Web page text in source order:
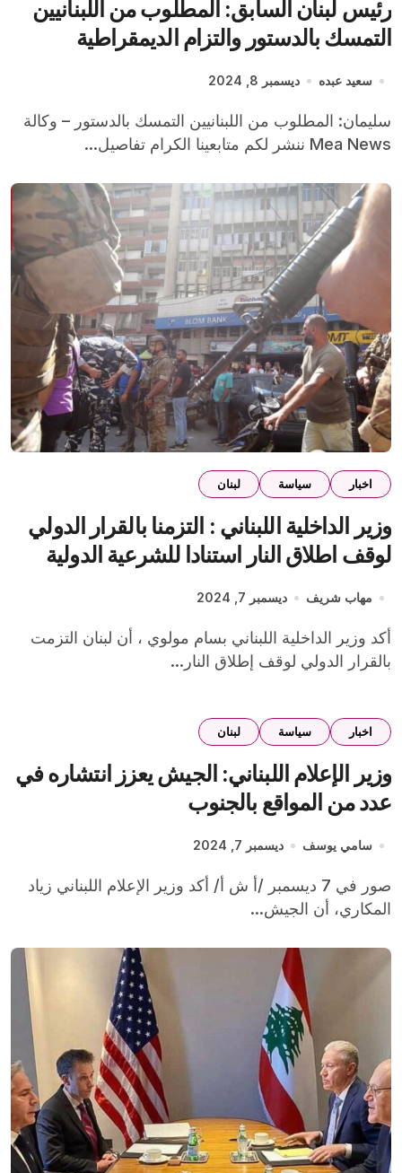
رئيس لبنان السابق: المطلوب من اللبنانيين
التمسك بالدستور والتزام الديمقراطية
سعيد عبده ديسمبر 8, 2024
سليمان: المطلوب من اللبنانيين التمسك بالدستور – وكالة
Mea News ننشر لكم متابعينا الكرام تفاصيل...
اخبار سياسة لبنان
وزير الداخلية اللبناني : التزمنا بالقرار الدولي
لوقف اطلاق النار استنادا للشرعية الدولية
مهاب شريف ديسمبر 7, 2024
أكد وزير الداخلية اللبناني بسام مولوي ، أن لبنان التزمت
بالقرار الدولي لوقف إطلاق النار...
اخبار سياسة لبنان
وزير الإعلام اللبناني: الجيش يعزز انتشاره في
عدد من المواقع بالجنوب
سامي يوسف ديسمبر 7, 2024
صور في 7 ديسمبر /أ ش أ/ أكد وزير الإعلام اللبناني زياد
المكاري، أن الجيش...